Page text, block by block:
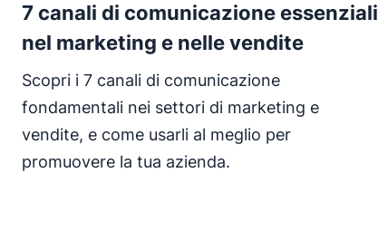
7 canali di comunicazione essenziali
nel marketing e nelle vendite
Scopri i 7 canali di comunicazione
fondamentali nei settori di marketing e
vendite, e come usarli al meglio per
promuovere la tua azienda.